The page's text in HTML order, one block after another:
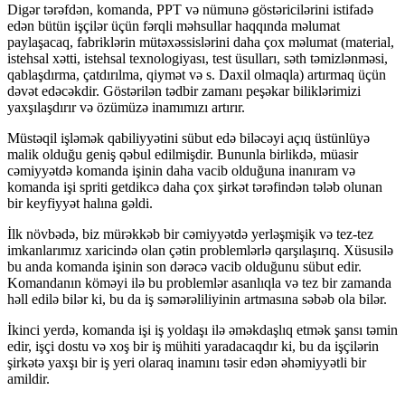
Digər tərəfdən, komanda, PPT və nümunə göstəricilərini istifadə
edən bütün işçilər üçün fərqli məhsullar haqqında məlumat
paylaşacaq, fabriklərin mütəxəssislərini daha çox məlumat (material,
istehsal xətti, istehsal texnologiyası, test üsulları, səth təmizlənməsi,
qablaşdırma, çatdırılma, qiymət və s. Daxil olmaqla) artırmaq üçün
dəvət edəcəkdir. Göstərilən tədbir zamanı peşəkar biliklərimizi
yaxşılaşdırır və özümüzə inamımızı artırır.
Müstəqil işləmək qabiliyyətini sübut edə biləcəyi açıq üstünlüyə
malik olduğu geniş qəbul edilmişdir. Bununla birlikdə, müasir
cəmiyyətdə komanda işinin daha vacib olduğuna inanıram və
komanda işi spriti getdikcə daha çox şirkət tərəfindən tələb olunan
bir keyfiyyət halına gəldi.
İlk növbədə, biz mürəkkəb bir cəmiyyətdə yerləşmişik və tez-tez
imkanlarımız xaricində olan çətin problemlərlə qarşılaşırıq. Xüsusilə
bu anda komanda işinin son dərəcə vacib olduğunu sübut edir.
Komandanın köməyi ilə bu problemlər asanlıqla və tez bir zamanda
həll edilə bilər ki, bu da iş səmərəliliyinin artmasına səbəb ola bilər.
İkinci yerdə, komanda işi iş yoldaşı ilə əməkdaşlıq etmək şansı təmin
edir, işçi dostu və xoş bir iş mühiti yaradacaqdır ki, bu da işçilərin
şirkətə yaxşı bir iş yeri olaraq inamını təsir edən əhəmiyyətli bir
amildir.